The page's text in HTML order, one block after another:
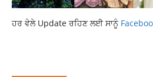
ਹਰ ਵੇਲੇ Update ਰਹਿਣ ਲਈ ਸਾਨੂੰ